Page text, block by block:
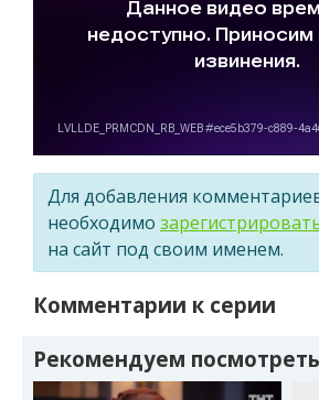
Для добавления
необходимо
на сайт под своим именем.
Комментарии к серии
Рекомендуем